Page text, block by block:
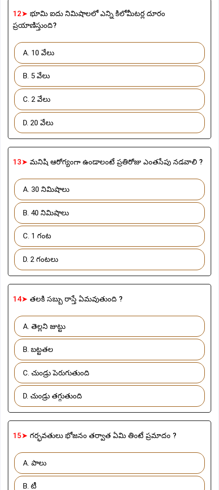
12➤ భూమి ఐదు నిమిషాలలో ఎన్ని కిలోమీటర్ల దూరం
ప్రయాణిస్తుంది?
A. 10 వేలు
B. 5 వేలు
C. 2 వేలు
D. 20 వేలు
13➤ మనిషి ఆరోగ్యంగా ఉండాలంటే ప్రతిరోజు ఎంతసేపు నడవాలి ?
A. 30 నిమిషాలు
B. 40 నిమిషాలు
C. 1 గంట
D. 2 గంటలు
14➤ తలకి సబ్బు రాస్తే ఏమవుతుంది ?
A. తెల్లని జుట్టు
B. బట్టతల
C. చుండ్రు పెరుగుతుంది
D. చుండ్రు తగ్గుతుంది
15➤ గర్భవతులు భోజనం తర్వాత ఏమి తింటే ప్రమాదం ?
A. పాలు
B. టీ